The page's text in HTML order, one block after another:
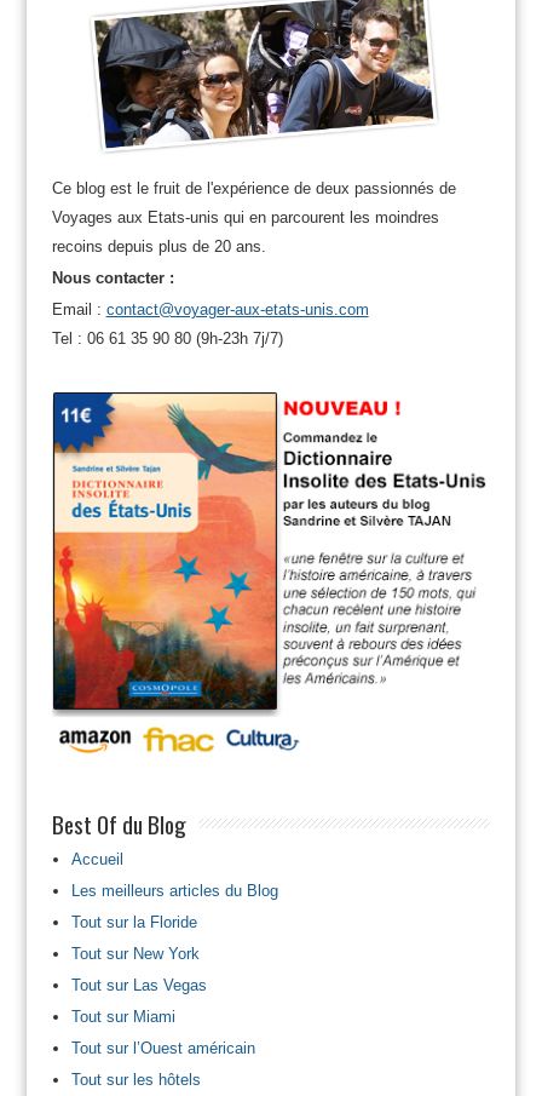
Ce blog est le fruit de l'expérience de deux passionnés de
Voyages aux Etats-unis qui en parcourent les moindres
recoins depuis plus de 20 ans.
Nous contacter :
Email : contact@voyager-aux-etats-unis.com
Tel : 06 61 35 90 80 (9h-23h 7j/7)
Best Of du Blog
Accueil
Les meilleurs articles du Blog
Tout sur la Floride
Tout sur New York
Tout sur Las Vegas
Tout sur Miami
Tout sur l’Ouest américain
Tout sur les hôtels